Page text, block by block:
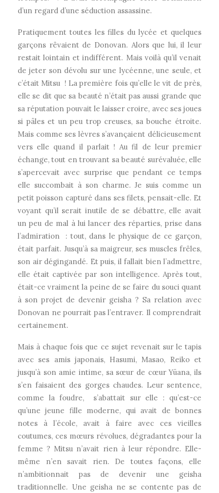
d’un regard d’une séduction assassine.
Pratiquement toutes les filles du lycée et quelques
garçons rêvaient de Donovan. Alors que lui, il leur
restait lointain et indifférent. Mais voilà qu’il venait
de jeter son dévolu sur une lycéenne, une seule, et
c’était Mitsu ! La première fois qu’elle le vit de près,
elle se dit que sa beauté n’était pas aussi grande que
sa réputation pouvait le laisser croire, avec ses joues
si pâles et un peu trop creuses, sa bouche étroite.
Mais comme ses lèvres s’avançaient délicieusement
vers elle quand il parlait ! Au fil de leur premier
échange, tout en trouvant sa beauté surévaluée, elle
s’apercevait avec surprise que pendant ce temps
elle succombait à son charme. Je suis comme un
petit poisson capturé dans ses filets, pensait-elle. Et
voyant qu’il serait inutile de se débattre, elle avait
un peu de mal à lui lancer des réparties, prise dans
l’admiration : tout, dans le physique de ce garçon,
était parfait. Jusqu’à sa maigreur, ses muscles frêles,
son air dégingandé. Et puis, il fallait bien l’admettre,
elle était captivée par son intelligence. Après tout,
était-ce vraiment la peine de se faire du souci quant
à son projet de devenir geisha ? Sa relation avec
Donovan ne pourrait pas l’entraver. Il comprendrait
certainement.
Mais à chaque fois que ce sujet revenait sur le tapis
avec ses amis japonais, Hasumi, Masao, Reiko et
jusqu’à son amie intime, sa sœur de cœur Yüana, ils
s’en faisaient des gorges chaudes. Leur sentence,
comme la foudre, s’abattait sur elle : qu’est-ce
qu’une jeune fille moderne, qui avait de bonnes
notes à l’école, avait à faire avec ces vieilles
coutumes, ces mœurs révolues, dégradantes pour la
femme ? Mitsu n’avait rien à leur répondre. Elle-
même n’en savait rien. De toutes façons, elle
n’ambitionnait pas de devenir une geisha
traditionnelle. Une geisha ne se contente pas de